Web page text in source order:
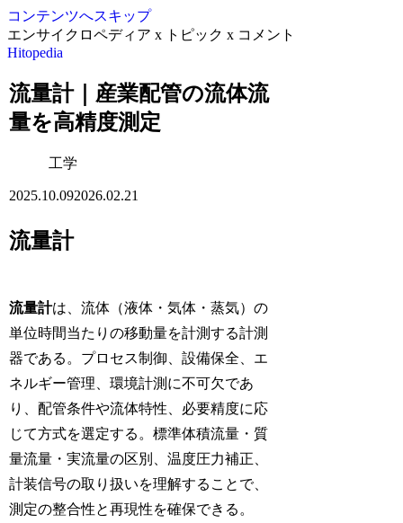
コンテンツへスキップ
エンサイクロペディア x トピック x コメント
Hitopedia
流量計｜産業配管の流体流
量を高精度測定
工学
2025.10.092026.02.21
流量計
流量計は、流体（液体・気体・蒸気）の
単位時間当たりの移動量を計測する計測
器である。プロセス制御、設備保全、エ
ネルギー管理、環境計測に不可欠であ
り、配管条件や流体特性、必要精度に応
じて方式を選定する。標準体積流量・質
量流量・実流量の区別、温度圧力補正、
計装信号の取り扱いを理解することで、
測定の整合性と再現性を確保できる。